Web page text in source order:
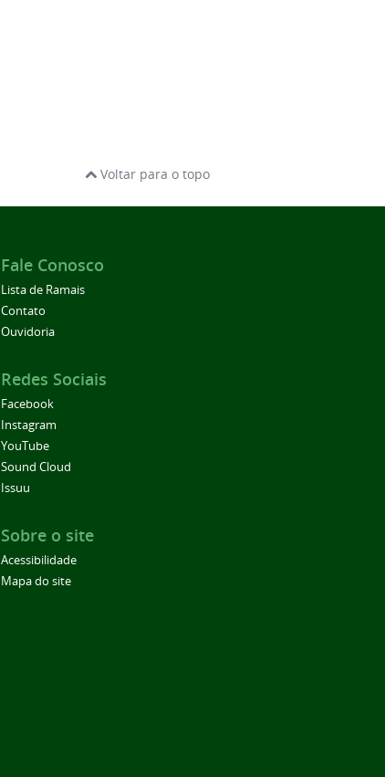
Voltar para o topo
Fale Conosco
Lista de Ramais
Contato
Ouvidoria
Redes Sociais
Facebook
Instagram
YouTube
Sound Cloud
Issuu
Sobre o site
Acessibilidade
Mapa do site